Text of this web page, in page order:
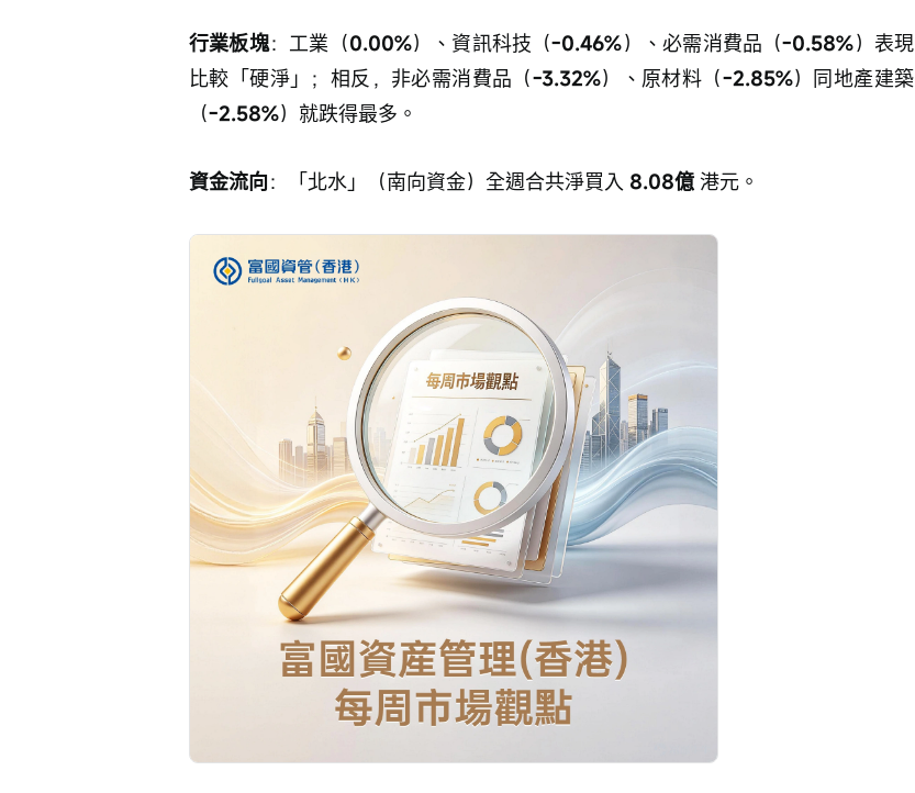
行業板塊：工業（0.00%）、資訊科技（-0.46%）、必需消費品（-0.58%）表現
比較「硬淨」；相反，非必需消費品（-3.32%）、原材料（-2.85%）同地產建築
（-2.58%）就跌得最多。
資金流向：「北水」（南向資金）全週合共淨買入 8.08億 港元。